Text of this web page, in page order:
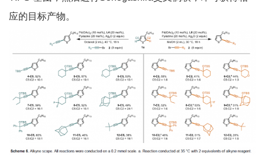
应的目标产物。